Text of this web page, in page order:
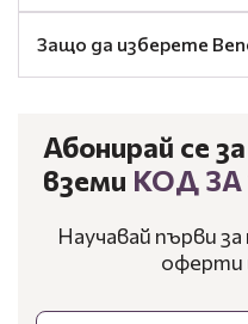
Защо да изберете
Абонирай се
вземи КОД ЗА
Научавай първи
оферти